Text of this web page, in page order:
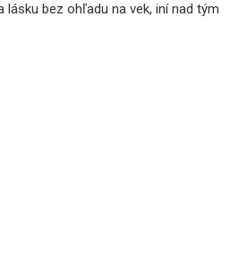
lásku bez ohľadu na vek, iní nad tým